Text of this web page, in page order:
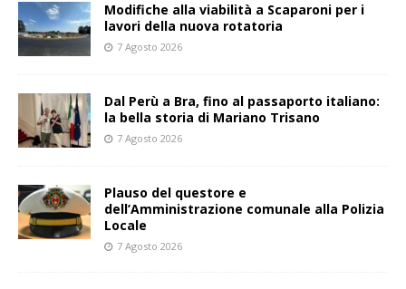
Modifiche alla viabilità a Scaparoni per i
lavori della nuova rotatoria
7 Agosto 2026
​Dal Perù a Bra, fino al passaporto italiano:
la bella storia di Mariano Trisano
7 Agosto 2026
Plauso del questore e
dell’Amministrazione comunale alla Polizia
Locale
7 Agosto 2026